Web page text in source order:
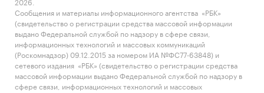
мероприятия и новости из
жизни центра.
2. Проведение мероприятий
· дни открытых дверей:
организация дней открытых
Сообщения и материалы информационного агентства «РБК»
(свидетельство о регистрации средства массовой информации
выдано Федеральной службой по надзору в сфере связи,
информационных технологий и массовых коммуникаций
(Роскомнадзор) 09.12.2015 за номером ИА №ФС77-63848) и
сетевого издания «РБК» (свидетельство о регистрации средства
массовой информации выдано Федеральной службой по надзору в
сфере связи, информационных технологий и массовых